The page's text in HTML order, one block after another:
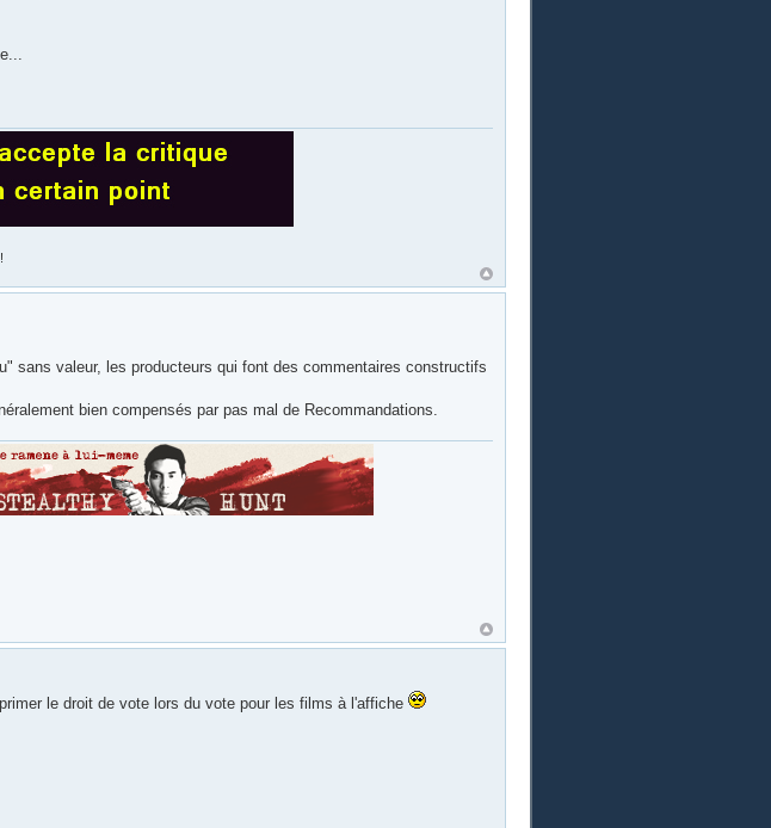
sans valeur, les producteurs qui font des commentaires constructifs
bien compensés par pas mal de Recommandations.
le droit de vote lors du vote pour les films à l'affiche